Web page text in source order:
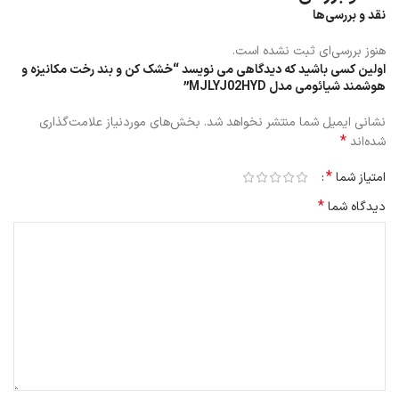
امکانات
این خشک کن هوشمند دارای مکانیزم تشخیص بار اضافی است که زمانی
شما لباس با بار بیشتر روی بند رخت پهن کردید می تواند به صورت
نقد و بررسی‌ها
هنوز بررسی‌ای ثبت نشده است.
اولین کسی باشید که دیدگاهی می نویسد “خشک کن و بند رخت مکانیزه و
هوشمند شیائومی مدل MJLYJ02HYD”
نشانی ایمیل شما منتشر نخواهد شد. بخش‌های موردنیاز علامت‌گذاری
شده‌اند*
امتیاز شما*
دیدگاه شما*